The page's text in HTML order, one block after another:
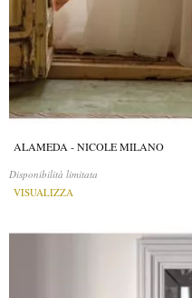
ALAMEDA - NICOLE MILANO
Disponibilità limitata
VISUALIZZA